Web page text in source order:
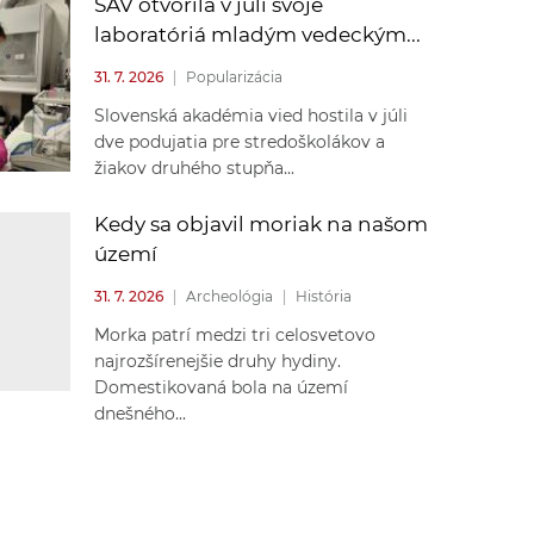
SAV otvorila v júli svoje
laboratóriá mladým vedeckým...
31. 7. 2026 Popularizácia
Slovenská akadémia vied hostila v júli
dve podujatia pre stredoškolákov a
žiakov druhého stupňa...
Kedy sa objavil moriak na našom
území
31. 7. 2026 Archeológia História
Morka patrí medzi tri celosvetovo
najrozšírenejšie druhy hydiny.
Domestikovaná bola na území
dnešného...